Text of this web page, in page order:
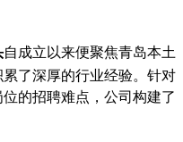
自成立以来便聚焦青岛本土
了深厚的行业经验。针对
的招聘难点，公司构建了